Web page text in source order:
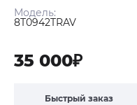
Модель:
8T0942TRAV
35 000₽
Быстрый заказ